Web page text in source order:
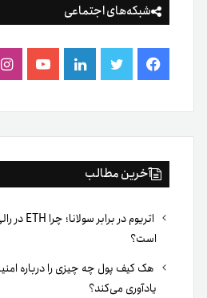
شبکه‌های اجتماعی
فیس
بوک
توییتر لینکدینیوتیوب
آخرین مطالب
است؟
هک کیف پول چه چیزی را درباره
یادآوری می‌کند؟